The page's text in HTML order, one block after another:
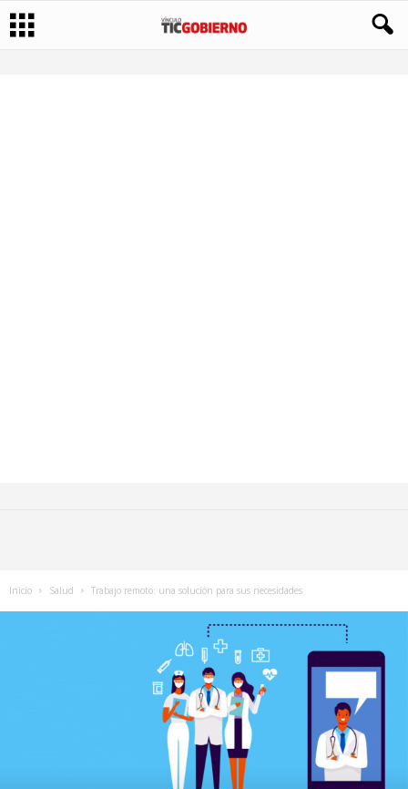
Inicio Salud Trabajo remoto: una solución para sus necesidades